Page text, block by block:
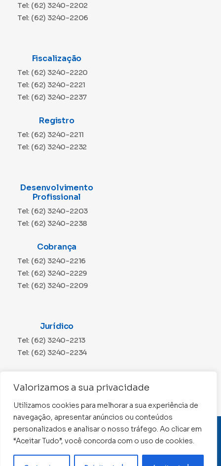
Valorizamos a sua privacidade
Utilizamos cookies para melhorar a sua experiência de
navegação, apresentar anúncios ou conteúdos
personalizados e analisar o nosso tráfego. Ao clicar em
“Aceitar Tudo”, você concorda com o uso de cookies.
Tel: (62) 3240-2202
Tel: (62) 3240-2206
Fiscalização
Tel: (62) 3240-2220
Tel: (62) 3240-2221
Tel: (62) 3240-2237
Registro
Tel: (62) 3240-2211
Tel: (62) 3240-2232
Desenvolvimento
Profissional
Tel: (62) 3240-2203
Tel: (62) 3240-2238
Cobrança
Tel: (62) 3240-2216
Tel: (62) 3240-2229
Tel: (62) 3240-2209
Jurídico
Tel: (62) 3240-2213
Tel: (62) 3240-2234
Tel: (62) 3240-2230
CNPJ: 01.015.676/0001-11
Conselho Regional de Contabilidade de Goiás 2022 –
Todos os direitos reservados
Precisa de ajuda ?